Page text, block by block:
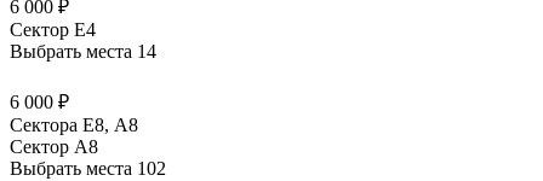
6 000 ₽
Сектор E4
Выбрать места 14
6 000 ₽
Сектора Е8, А8
Сектор A8
Выбрать места 102